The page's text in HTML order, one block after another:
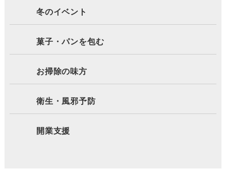
冬のイベント
菓子・パンを包む
お掃除の味方
衛生・風邪予防
開業支援